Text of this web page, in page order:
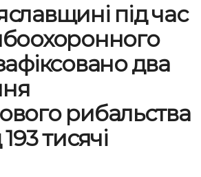
під час
два
рибальства
тисячі